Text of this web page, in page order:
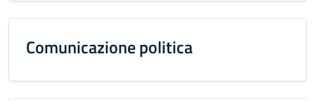
Comunicazione politica